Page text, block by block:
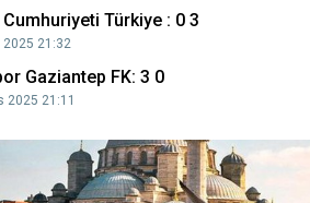
Türkiye : 0 3
2025 21:32
Gaziantep FK: 3 0
2025 21:11